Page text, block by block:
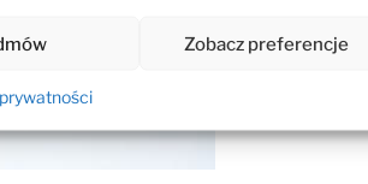
Zobacz preferencje